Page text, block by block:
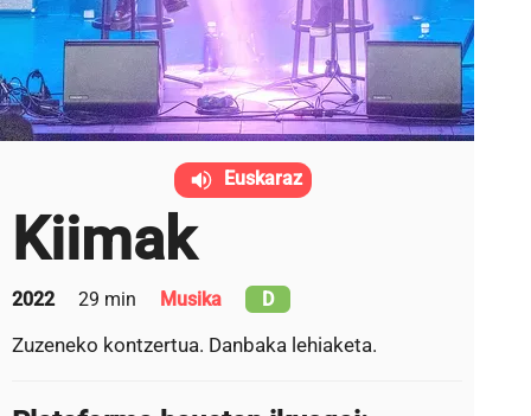
Kiimak
2022 29 min Musika D
Zuzeneko kontzertua. Danbaka lehiaketa.
Euskaraz